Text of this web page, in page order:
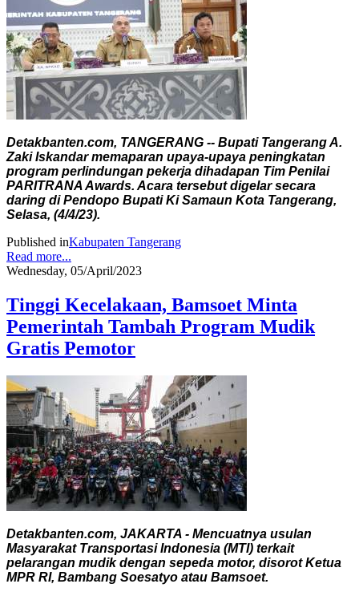
Detakbanten.com, TANGERANG -- Bupati Tangerang A.
Zaki Iskandar memaparan upaya-upaya peningkatan
program perlindungan pekerja dihadapan Tim Penilai
PARITRANA Awards. Acara tersebut digelar secara
daring di Pendopo Bupati Ki Samaun Kota Tangerang,
Selasa, (4/4/23).
Published inKabupaten Tangerang
Read more...
Wednesday, 05/April/2023
Tinggi Kecelakaan, Bamsoet Minta
Pemerintah Tambah Program Mudik
Gratis Pemotor
Detakbanten.com, JAKARTA - Mencuatnya usulan
Masyarakat Transportasi Indonesia (MTI) terkait
pelarangan mudik dengan sepeda motor, disorot Ketua
MPR RI, Bambang Soesatyo atau Bamsoet.